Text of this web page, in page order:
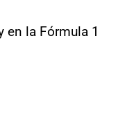
en la Fórmula 1